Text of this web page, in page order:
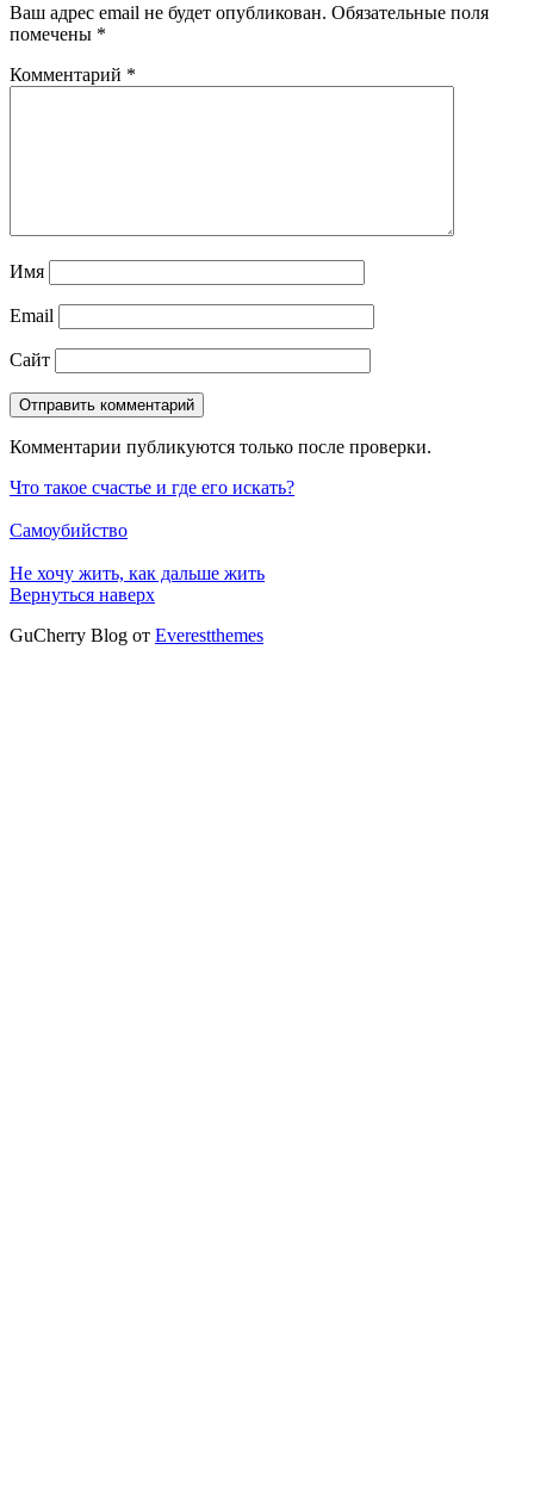
Ваш адрес email не будет опубликован. Обязательные поля
помечены *
Комментарий *
Имя
Email
Сайт
Комментарии публикуются только после проверки.
Что такое счастье и где его искать?
Самоубийство
Не хочу жить, как дальше жить
Вернуться наверх
GuCherry Blog от Everestthemes